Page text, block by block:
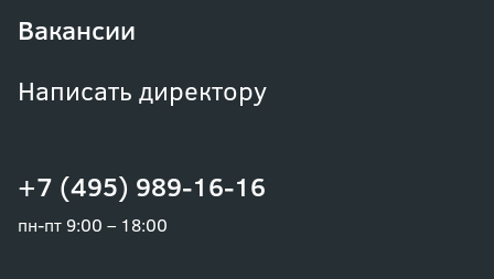
+7 (495) 989-16-16
пн-пт 9:00 – 18:00
Вакансии
Написать директору